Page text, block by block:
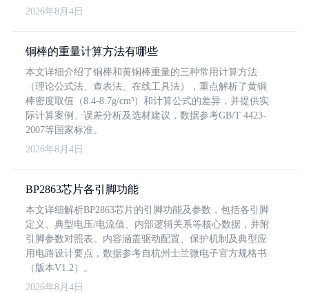
2026年8月4日
铜棒的重量计算方法有哪些
本文详细介绍了铜棒和黄铜棒重量的三种常用计算方法
（理论公式法、查表法、在线工具法），重点解析了黄铜
棒密度取值（8.4-8.7g/cm³）和计算公式的差异，并提供实
际计算案例、误差分析及选材建议，数据参考GB/T 4423-
2007等国家标准。
2026年8月4日
BP2863芯片各引脚功能
本文详细解析BP2863芯片的引脚功能及参数，包括各引脚
定义、典型电压/电流值、内部逻辑关系等核心数据，并附
引脚参数对照表。内容涵盖驱动配置、保护机制及典型应
用电路设计要点，数据参考自杭州士兰微电子官方规格书
（版本V1.2）。
2026年8月4日